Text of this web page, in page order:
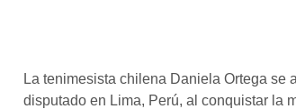
La tenimesista chilena Daniela Ortega se
disputado en Lima, Perú, al conquistar la